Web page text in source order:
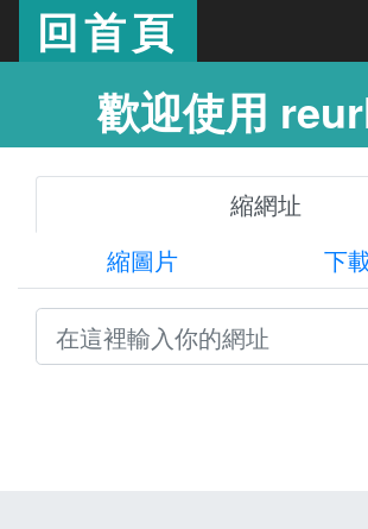
回首頁
歡迎使用
縮網址
縮圖片
下